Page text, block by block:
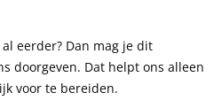
eerder? Dan mag je dit
doorgeven. Dat helpt ons alleen
voor te bereiden.